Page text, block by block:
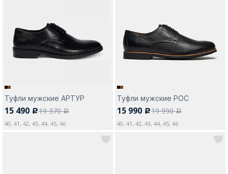
Туфли мужские АРТУР
15 490 c19 370a
40, 41, 42, 43, 44, 45, 46
Туфли мужские РОС
15 990 c19 990a
40, 41, 42, 43, 44, 45, 46